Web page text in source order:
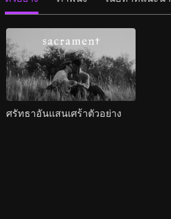
ศรัทธาอันแสนเศร้าตัวอย่าง